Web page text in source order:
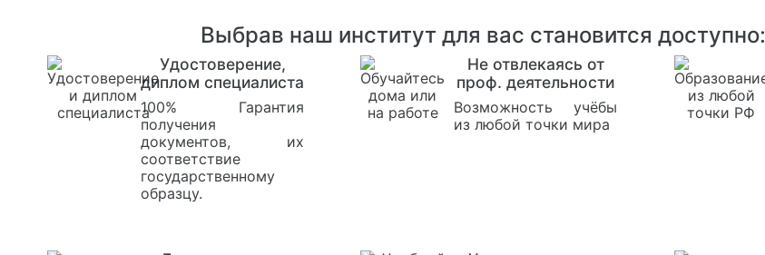
Выбрав наш институт для вас становится доступно:
Удостоверение,
диплом специалиста
100% Гарантия
получения
документов, их
соответствие
государственному
образцу.
Не отвлекаясь от
проф. деятельности
Возможность учёбы
из любой точки мира